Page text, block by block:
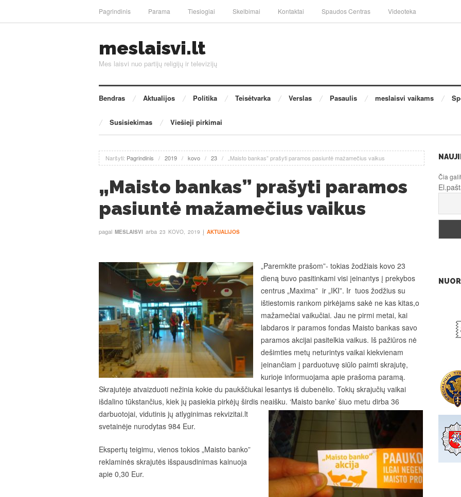
Pagrindinis Parama Tiesiogiai Skelbimai Kontaktai Spaudos Centras Videoteka
meslaisvi.lt
Mes laisvi nuo partijų religijų ir televizijų
Bendras Aktualijos Politika Teisėtvarka Verslas Pasaulis meslaisvi vaikams
Susisiekimas Viešieji pirkimai
Naršyti: Pagrindinis / 2019 / kovo / 23 / „Maisto bankas” prašyti paramos pasiuntė mažamečius vaikus
„Maisto bankas” prašyti paramos
pasiuntė mažamečius vaikus
pagal MESLAISVI arba 23 KOVO, 2019 į AKTUALIJOS
„Paremkite prašom”- tokias žodžiais kovo 23
dieną buvo pasitinkami visi įeinantys į prekybos
centrus „Maxima” ir „IKI”. Ir tuos žodžius su
ištiestomis rankom pirkėjams sakė ne kas kitas,o
mažamečiai vaikučiai. Jau ne pirmi metai, kai
labdaros ir paramos fondas Maisto bankas savo
paramos akcijai pasitelkia vaikus. Iš pažiūros nė
dešimties metų neturintys vaikai kiekvienam
įeinančiam į parduotuvę siūlo paimti skrajutę,
kurioje informuojama apie prašoma paramą.
Skrajutėje atvaizduoti nežinia kokie du paukščiukai lesantys iš dubenėlio. Tokių skrajučių vaikai
išdalino tūkstančius, kiek jų pasiekia pirkėjų širdis neaišku. ‘Maisto banke’ šiuo metu dirba 36
darbuotojai, vidutinis jų atlyginimas rekvizitai.lt
svetainėje nurodytas 984 Eur.
Ekspertų teigimu, vienos tokios „Maisto banko”
reklaminės skrajutės išspausdinimas kainuoja
apie 0,30 Eur.
Čia